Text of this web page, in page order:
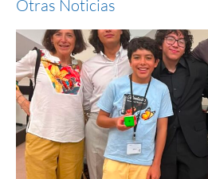
Otras Noticias